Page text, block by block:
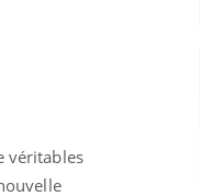
véritables